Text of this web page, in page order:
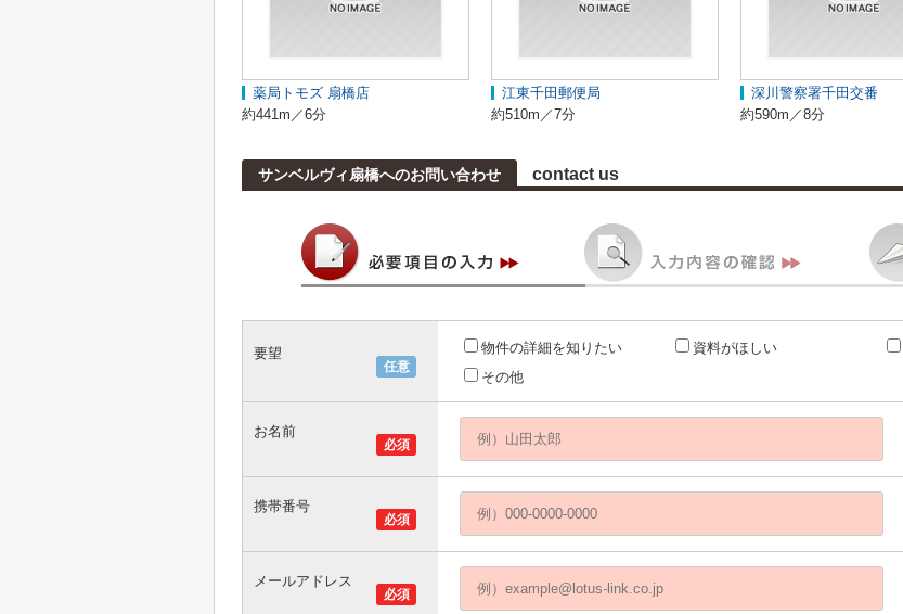
薬局トモズ 扇橋店
約441m／6分
江東千田郵便局
約510m／7分
深川警察署千田交番
約590m／8分
サンベルヴィ扇橋へのお問い合わせ contact us
任意
要望 物件の詳細を知りたい 資料がほしい
その他
必須
お名前
必須
携帯番号
必須
メールアドレス